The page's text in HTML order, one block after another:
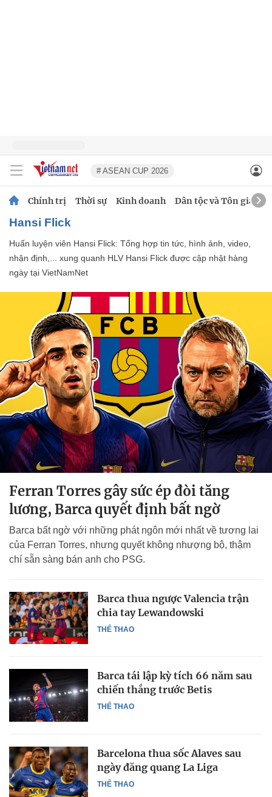
# ASEAN CUP 2026
Chính trị Thời sự Kinh doanh Dân tộc và Tôn giáo
Hansi Flick
Huấn luyện viên Hansi Flick: Tổng hợp tin tức, hình ảnh, video,
nhận định,... xung quanh HLV Hansi Flick được cập nhật hàng
ngày tại VietNamNet
Ferran Torres gây sức ép đòi tăng
lương, Barca quyết định bất ngờ
Barca bất ngờ với những phát ngôn mới nhất về tương lai
của Ferran Torres, nhưng quyết không nhượng bộ, thậm
chí sẵn sàng bán anh cho PSG.
THỂ THAO
Barca thua ngược Valencia trận
chia tay Lewandowski
THỂ THAO
Barca tái lập kỳ tích 66 năm sau
chiến thắng trước Betis
THỂ THAO
Barcelona thua sốc Alaves sau
ngày đăng quang La Liga